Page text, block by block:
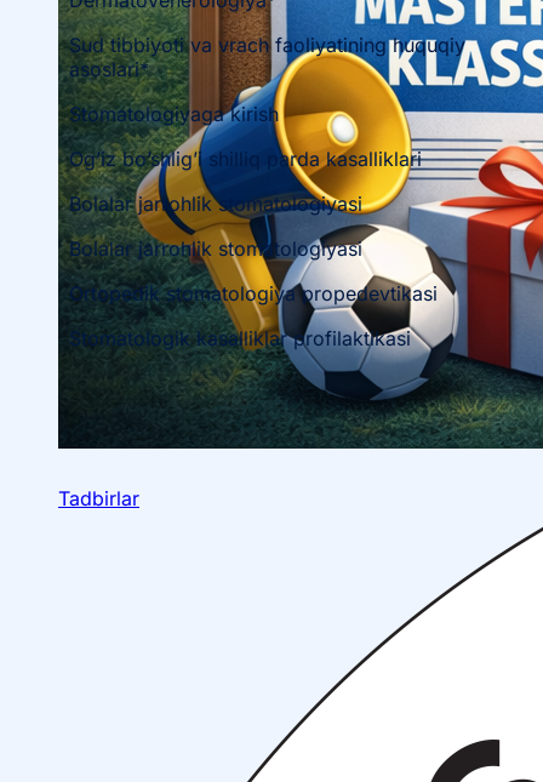
Tadbirlar
Sud tibbiyoti va vrach faoliyatining huquqiy
asoslari*
Stomatologiyaga kirish
Og’iz bo’shlig’i shilliq parda kasalliklari
Bolalar jarrohlik stomatologiyasi
Bolalar jarrohlik stomatologiyasi
Ortopedik stomatologiya propedevtikasi
Stomatologik kasalliklar profilaktikasi